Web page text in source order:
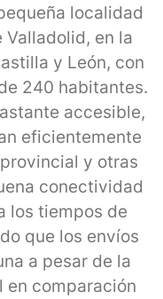
localidad
en la
y León, con
240 habitantes.
accesible,
eficientemente
y otras
conectividad
los tiempos de
que los envíos
a pesar de la
en comparación